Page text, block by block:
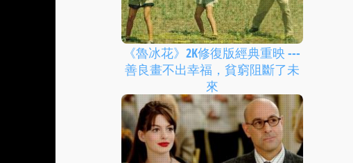
《魯冰花》2K修復版經典重映 ---
善良畫不出幸福，貧窮阻斷了未
來